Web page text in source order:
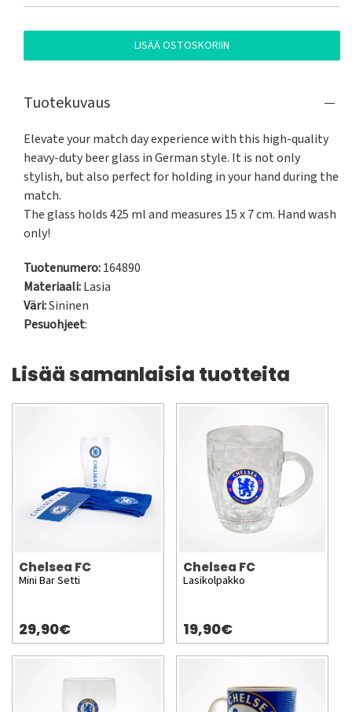
LISÄÄ OSTOSKORIIN
Tuotekuvaus
Elevate your match day experience with this high-quality
heavy-duty beer glass in German style. It is not only
stylish, but also perfect for holding in your hand during the
match.
The glass holds 425 ml and measures 15 x 7 cm. Hand wash
only!
Tuotenumero:164890
Materiaali:Lasia
Väri:Sininen
Pesuohjeet:
Lisää samanlaisia tuotteita
Chelsea FC
Mini Bar Setti
29,90€
Chelsea FC
Lasikolpakko
19,90€